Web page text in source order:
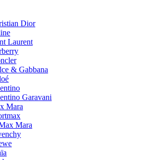
Dior
Laurent
& Gabbana
Garavani
Mara
Mara